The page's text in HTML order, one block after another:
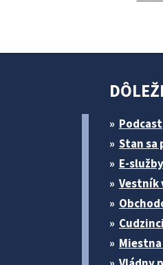
Podcast
Stan
E-
Vestník
Cudzinci